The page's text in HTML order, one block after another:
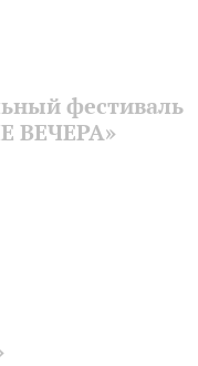
фестиваль
ВЕЧЕРА»